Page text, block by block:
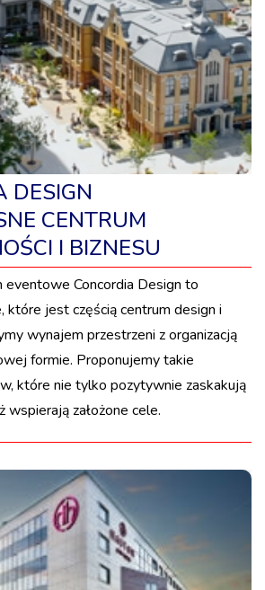
DESIGN
CENTRUM
I BIZNESU
eventowe Concordia Design to
jest częścią centrum design i
wynajem przestrzeni z organizacją
formie. Proponujemy takie
które nie tylko pozytywnie zaskakują
wspierają założone cele.